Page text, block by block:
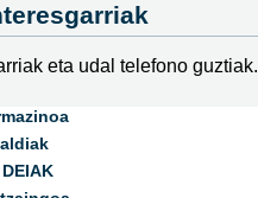
eta udal telefono guztiak.